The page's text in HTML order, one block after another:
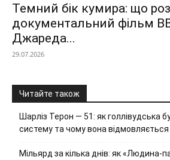
Темний бік кумира: що
документальний фільм
Джареда...
29.07.2026
Читайте також
Шарліз Терон — 51: як голлівудська
систему та чому вона відмовляється
Мільярд за кілька днів: як «Людина-